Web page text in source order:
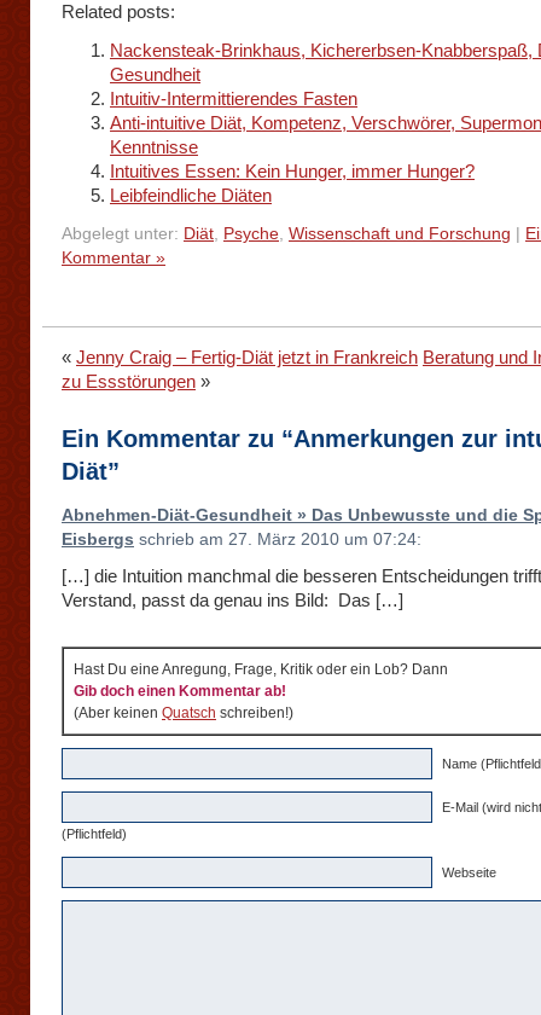
Related posts:
Nackensteak-Brinkhaus, Kichererbsen-Knabberspaß,
Gesundheit
Intuitiv-Intermittierendes Fasten
Anti-intuitive Diät, Kompetenz, Verschwörer,
Kenntnisse
Intuitives Essen: Kein Hunger, immer Hunger?
Leibfeindliche Diäten
Abgelegt unter: Diät, Psyche, Wissenschaft und Forschung
Kommentar »
« Jenny Craig – Fertig-Diät jetzt in Frankreich Beratung und
zu Essstörungen »
Ein Kommentar zu “Anmerkungen zur
Diät”
Abnehmen-Diät-Gesundheit » Das Unbewusste und die
Eisbergs schrieb am 27. März 2010 um 07:24:
[…] die Intuition manchmal die besseren Entscheidungen
Verstand, passt da genau ins Bild: Das […]
Hast Du eine Anregung, Frage, Kritik oder ein Lob? Dann
Gib doch einen Kommentar ab!
(Aber keinen Quatsch schreiben!)
Name
E-Mail (wird
(Pflichtfeld)
Webseite